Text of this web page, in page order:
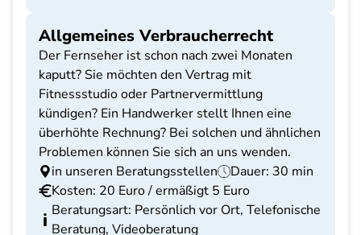
Allgemeines Verbraucherrecht
Der Fernseher ist schon nach zwei Monaten
kaputt? Sie möchten den Vertrag mit
Fitnessstudio oder Partnervermittlung
kündigen? Ein Handwerker stellt Ihnen eine
überhöhte Rechnung? Bei solchen und ähnlichen
Problemen können Sie sich an uns wenden.
in unseren Beratungsstellen
Dauer: 30 min
Kosten: 20 Euro / ermäßigt 5 Euro
Beratungsart: Persönlich vor Ort, Telefonische
Beratung, Videoberatung